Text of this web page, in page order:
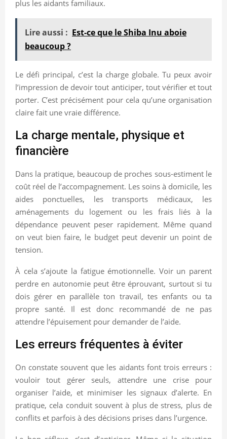
plus les aidants familiaux.
Lire aussi : Est-ce que le Shiba Inu aboie
beaucoup ?
Le défi principal, c’est la charge globale. Tu peux avoir
l’impression de devoir tout anticiper, tout vérifier et tout
porter. C’est précisément pour cela qu’une organisation
claire fait une vraie différence.
La charge mentale, physique et
financière
Dans la pratique, beaucoup de proches sous-estiment le
coût réel de l’accompagnement. Les soins à domicile, les
aides ponctuelles, les transports médicaux, les
aménagements du logement ou les frais liés à la
dépendance peuvent peser rapidement. Même quand
on veut bien faire, le budget peut devenir un point de
tension.
À cela s’ajoute la fatigue émotionnelle. Voir un parent
perdre en autonomie peut être éprouvant, surtout si tu
dois gérer en parallèle ton travail, tes enfants ou ta
propre santé. Il est donc recommandé de ne pas
attendre l’épuisement pour demander de l’aide.
Les erreurs fréquentes à éviter
On constate souvent que les aidants font trois erreurs :
vouloir tout gérer seuls, attendre une crise pour
organiser l’aide, et minimiser les signaux d’alerte. En
pratique, cela conduit souvent à plus de stress, plus de
conflits et parfois à des décisions prises dans l’urgence.